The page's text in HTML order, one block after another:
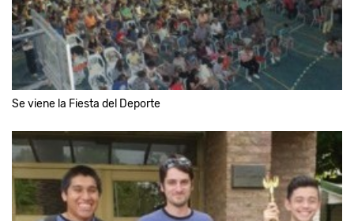
Se viene la Fiesta del Deporte